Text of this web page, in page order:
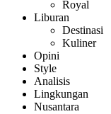
Royal
Liburan
Destinasi
Kuliner
Opini
Style
Analisis
Lingkungan
Nusantara